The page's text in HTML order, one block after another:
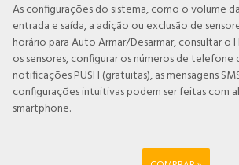
As configurações do sistema, como o volume
entrada e saída, a adição ou exclusão de
horário para Auto Armar/Desarmar, consultar o
os sensores, configurar os números de telefone
notificações PUSH (gratuitas), as mensagens
configurações intuitivas podem ser feitas com
smartphone.